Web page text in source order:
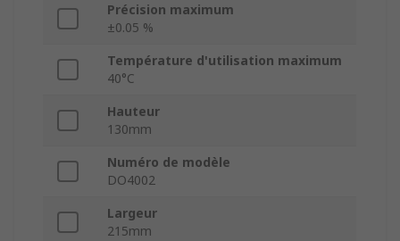
Précision maximum
±0.05 %
Température d'utilisation maximum
40°C
Hauteur
130mm
Numéro de modèle
DO4002
Largeur
215mm